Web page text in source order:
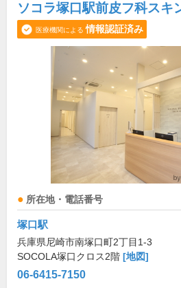
ソコラ塚口駅前皮フ科スキ
医療機関による 情報認証済み
所在地・電話番号
塚口駅
兵庫県尼崎市南塚口町2丁目1-3
SOCOLA塚口クロス2階 [地図]
06-6415-7150